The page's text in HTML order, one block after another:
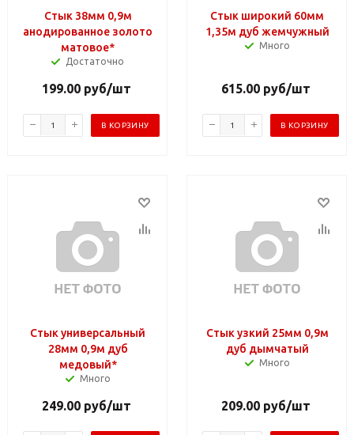
Стык 38мм 0,9м
анодированное золото
матовое*
Достаточно
199.00руб/шт
В КОРЗИНУ
Стык широкий 60мм
1,35м дуб жемчужный
Много
615.00руб/шт
В КОРЗИНУ
Стык универсальный
28мм 0,9м дуб
медовый*
Много
249.00руб/шт
Стык узкий 25мм 0,9м
дуб дымчатый
Много
209.00руб/шт